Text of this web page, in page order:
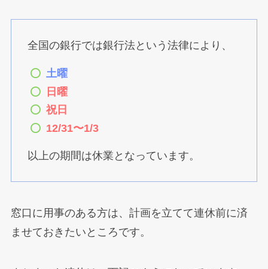
全国の銀行では銀行法という法律により、
土曜
日曜
祝日
12/31〜1/3
以上の期間は休業となっています。
窓口に用事のある方は、計画を立てて連休前に済
ませておきたいところです。